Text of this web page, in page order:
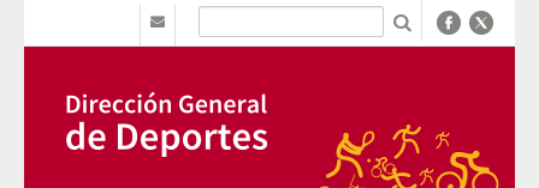
Saltar al contenido